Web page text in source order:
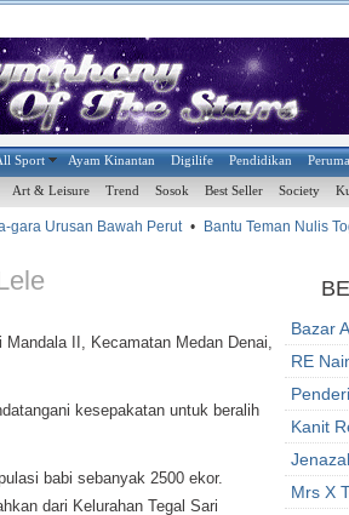
Sport Ayam Kinantan Digilife Pendidikan
Art & Leisure Trend Sosok Best Seller Society
Urusan Bawah Perut • Bantu Teman Nulis
II, Kecamatan Medan Denai,
kesepakatan untuk beralih
babi sebanyak 2500 ekor.
dari Kelurahan Tegal Sari
Bazar
RE
Kanit
Mrs X